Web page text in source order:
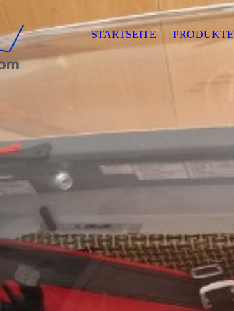
STARTSEITE PRODUKTE